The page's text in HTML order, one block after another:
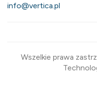
info@vertica.pl
Wszelkie prawa